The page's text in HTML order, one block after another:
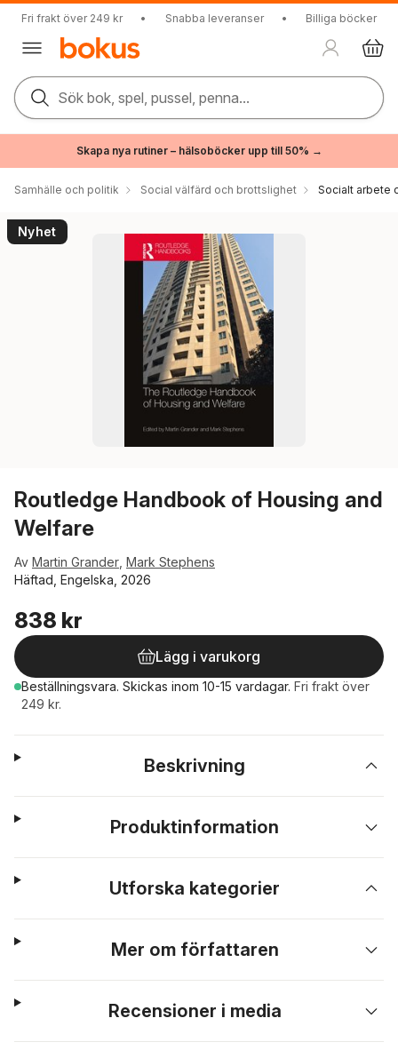
Fri frakt över 249 kr • Snabba leveranser • Billiga böcker
Sök bok, spel, pussel, penna...
Skapa nya rutiner – hälsoböcker upp till 50% →
Samhälle och politik Social välfärd och brottslighet Socialt arbete
Nyhet
Routledge Handbook of Housing and
Welfare
Av Martin Grander Mark Stephens
Häftad, Engelska, 2026
838 kr
Lägg i varukorg
Beställningsvara. Skickas inom 10-15 vardagar. Fri frakt över
249 kr.
Beskrivning
Produktinformation
Utforska kategorier
Mer om författaren
Recensioner i media